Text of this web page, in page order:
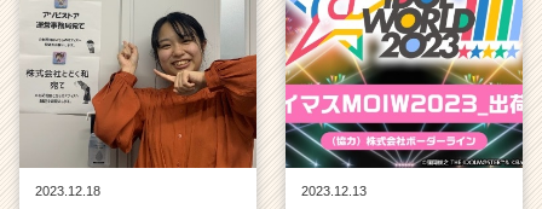
2023.12.18
2023.12.13